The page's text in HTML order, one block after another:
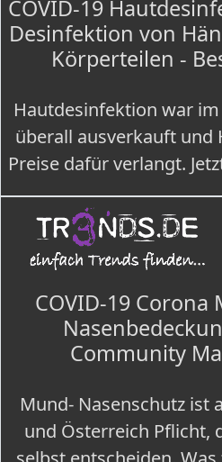
COVID-19
Desinfektion von
Körperteilen -
Hautdesinfektion war
überall ausverkauft und
Preise dafür verlangt.
COVID-19 Corona
Community
Mund- Nasenschutz ist
und Österreich Pflicht,